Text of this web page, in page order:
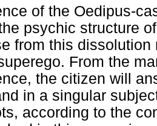
of the Oedipus-
psychic structure
from this
From the
the citizen will
in a singular
according to the